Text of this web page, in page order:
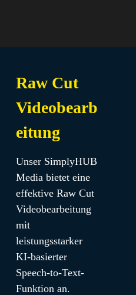
Raw Cut
Videobearb
eitung
Unser SimplyHUB
Media bietet eine
effektive Raw Cut
Videobearbeitung
mit
leistungsstarker
KI-basierter
Speech-to-Text-
Funktion an.